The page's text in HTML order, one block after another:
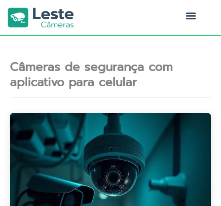
para
conteúdo
Câmeras de segurança com
aplicativo para celular